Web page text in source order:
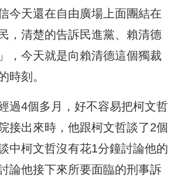
今天還在自由廣場上面團結在
，清楚的告訴民進黨、賴清德
，今天就是向賴清德這個獨裁
時刻。
過4個多月，好不容易把柯文哲
接出來時，他跟柯文哲談了2個
中柯文哲沒有花1分鐘討論他的
論他接下來所要面臨的刑事訴